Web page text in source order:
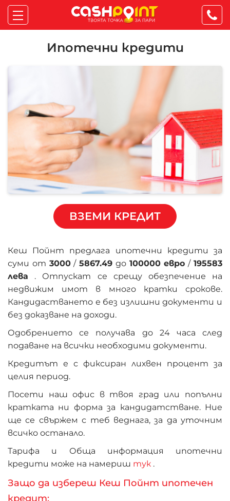
Ипотечни кредити
ВЗЕМИ КРЕДИТ
Кеш Пойнт предлага ипотечни кредити за
суми от 3000/5867.49 до 100000 евро /195583
лева . Отпускат се срещу обезпечение на
недвижим имот в много кратки срокове.
Кандидастването е без излишни документи и
без доказване на доходи.
Одобрението се получава до 24 часа след
подаване на всички необходими документи.
Кредитът е с фиксиран лихвен процент за
целия период.
Посети наш офис в твоя град или попълни
кратката ни форма за кандидатстване. Ние
ще се свържем с теб веднага, за да уточним
всичко останало.
Тарифа и Обща информация ипотечни
кредити може на намериш тук .
Защо да избереш Кеш Пойнт ипотечен
кредит: